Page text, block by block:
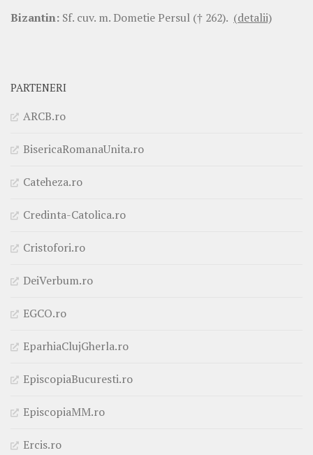
Bizantin: Sf. cuv. m. Dometie Persul († 262). (detalii)
PARTENERI
ARCB.ro
BisericaRomanaUnita.ro
Cateheza.ro
Credinta-Catolica.ro
Cristofori.ro
DeiVerbum.ro
EGCO.ro
EparhiaClujGherla.ro
EpiscopiaBucuresti.ro
EpiscopiaMM.ro
Ercis.ro